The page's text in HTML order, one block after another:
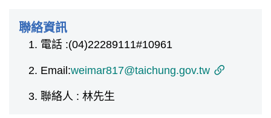
聯絡資訊
電話 :(04)22289111#10961
Email:weimar817@taichung.gov.tw
聯絡人 : 林先生